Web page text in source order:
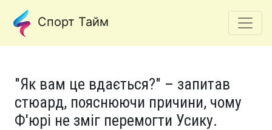
Спорт Тайм
"Як вам це вдається?" – запитав
стюард, пояснюючи причини, чому
Ф'юрі не зміг перемогти Усику.